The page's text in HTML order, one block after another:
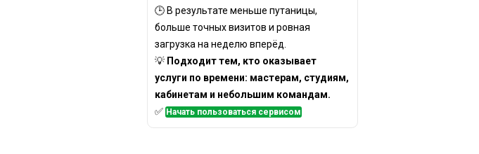
🕒 В результате меньше путаницы,
больше точных визитов и ровная
загрузка на неделю вперёд.
💡 Подходит тем, кто оказывает
услуги по времени: мастерам, студиям,
кабинетам и небольшим командам.
✅ Начать пользоваться сервисом